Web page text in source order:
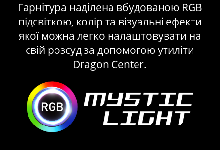
Гарнітура наділена вбудованою RGB
підсвіткою, колір та візуальні ефекти
якої можна легко налаштовувати на
свій розсуд за допомогою утиліти
Dragon Center.